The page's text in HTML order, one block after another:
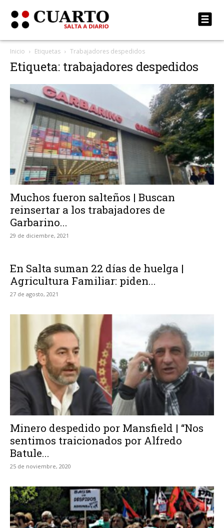
Inicio Etiquetas Trabajadores despedidos
Etiqueta: trabajadores despedidos
Muchos fueron salteños | Buscan
reinsertar a los trabajadores de
Garbarino...
29 de diciembre, 2021
En Salta suman 22 días de huelga |
Agricultura Familiar: piden...
27 de agosto, 2021
Minero despedido por Mansfield | “Nos
sentimos traicionados por Alfredo
Batule...
25 de noviembre, 2020